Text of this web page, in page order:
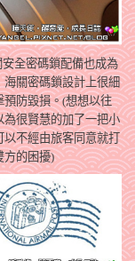
全密碼鎖配備也成為
關密碼鎖設計上很細
防毀損。(想想以往
很賢慧的加了一把小
不經由旅客同意就打
方的困擾)